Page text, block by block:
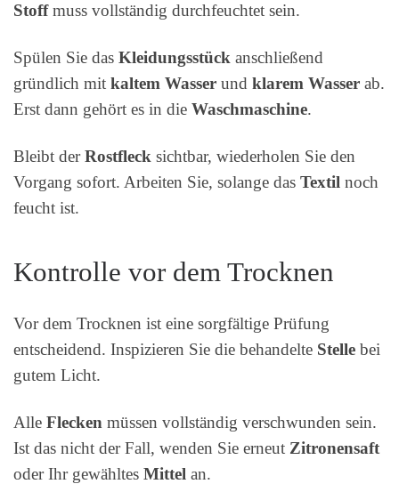
Stoffmuss vollständig durchfeuchtet sein.
Spülen Sie das Kleidungsstück anschließend
gründlich mit kaltem Wasser und klarem Wasser ab.
Erst dann gehört es in die Waschmaschine.
Bleibt derRostfleck sichtbar, wiederholen Sie den
Vorgang sofort. Arbeiten Sie, solange das Textil noch
feucht ist.
Kontrolle vor dem Trocknen
Vor dem Trocknen ist eine sorgfältige Prüfung
entscheidend. Inspizieren Sie die behandelte Stelle bei
gutem Licht.
Alle Flecken müssen vollständig verschwunden sein.
Ist das nicht der Fall, wenden Sie erneut Zitronensaft
oder Ihr gewähltes Mittel an.